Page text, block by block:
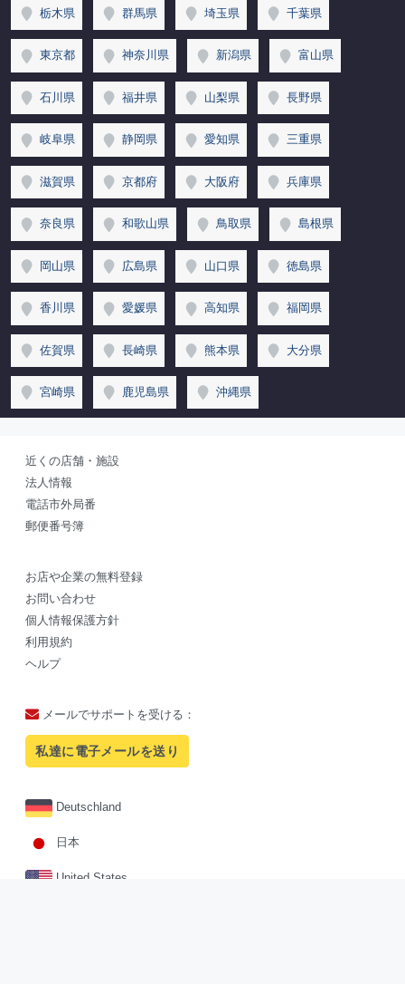
栃木県 群馬県 埼玉県 千葉県
東京都 神奈川県 新潟県 富山県
石川県 福井県 山梨県 長野県
岐阜県 静岡県 愛知県 三重県
滋賀県 京都府 大阪府 兵庫県
奈良県 和歌山県 鳥取県 島根県
岡山県 広島県 山口県 徳島県
香川県 愛媛県 高知県 福岡県
佐賀県 長崎県 熊本県 大分県
宮崎県 鹿児島県 沖縄県
近くの店舗・施設
法人情報
電話市外局番
郵便番号簿
お店や企業の無料登録
お問い合わせ
個人情報保護方針
利用規約
ヘルプ
メールでサポートを受ける：
私達に電子メールを送り
Deutschland
日本
United States